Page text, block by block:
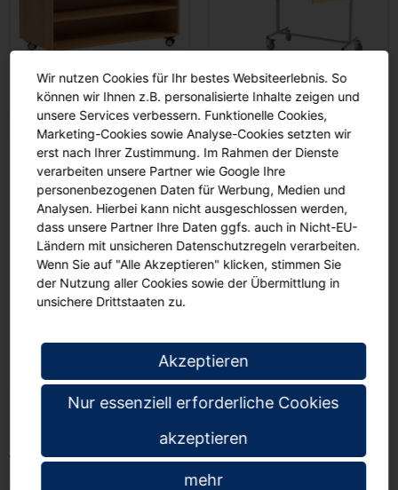
Bücherwagen Klassenbuchwagen
Wagen mit
Wagen für Schulen
Wir nutzen Cookies für Ihr bestes Websiteerlebnis. So
können wir Ihnen z.B. personalisierte Inhalte zeigen und
unsere Services verbessern. Funktionelle Cookies,
Marketing-Cookies sowie Analyse-Cookies setzten wir
erst nach Ihrer Zustimmung. Im Rahmen der Dienste
verarbeiten unsere Partner wie Google Ihre
personenbezogenen Daten für Werbung, Medien und
Analysen. Hierbei kann nicht ausgeschlossen werden,
dass unsere Partner Ihre Daten ggfs. auch in Nicht-EU-
Ländern mit unsicheren Datenschutzregeln verarbeiten.
Wenn Sie auf "Alle Akzeptieren" klicken, stimmen Sie
der Nutzung aller Cookies sowie der Übermittlung in
unsichere Drittstaaten zu.
Akzeptieren
Nur essenziell erforderliche Cookies
akzeptieren
mehr